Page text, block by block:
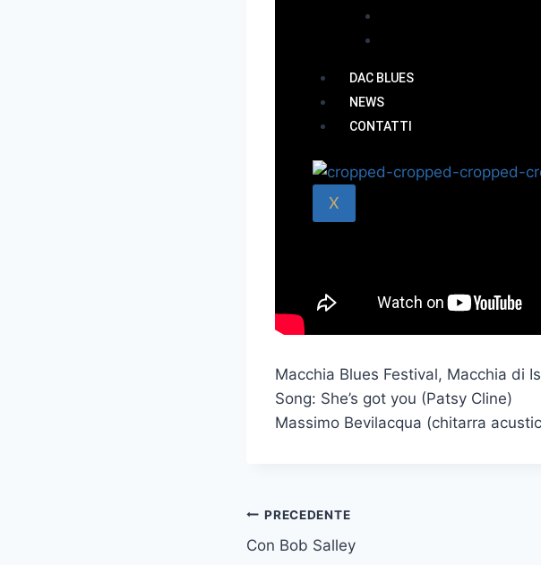
DAC BLUES
NEWS
CONTATTI
X
Macchia Blues Festival, Macchia di
Song: She’s got you (Patsy Cline)
Massimo Bevilacqua (chitarra
PRECEDENTE
Con Bob Salley